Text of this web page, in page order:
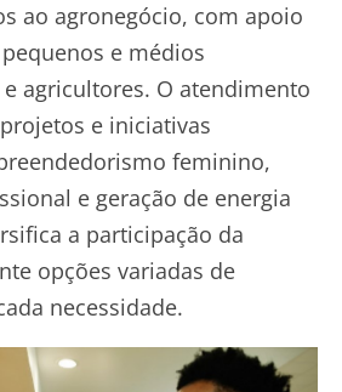
ao agronegócio, com apoio
e médios
agricultores. O atendimento
e iniciativas
feminino,
e geração de energia
a participação da
opções variadas de
necessidade.